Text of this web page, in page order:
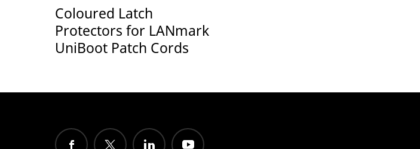
Coloured Latch
Protectors for LANmark
UniBoot Patch Cords